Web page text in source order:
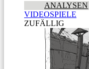
ANALYSEN
VIDEOSPIELE
ZUFÄLLIG